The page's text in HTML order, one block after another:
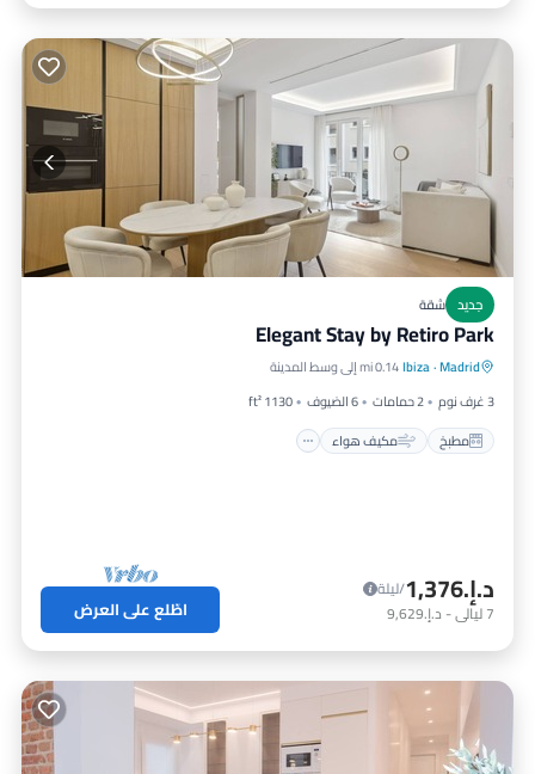
جديد شقة
Elegant Stay by Retiro Park
Madrid
·
Ibiza0.14 mi إلى وسط المدينة
3 غرف نوم
2 حمامات 6 الضيوف
1130 ft²
مطبخ
مكيف هواء
مطبخ مكيف هواء
مناسب لذوي الاحتياجات الخاصة
د.إ.‏1,376
/ليلة
7ليالي- د.إ.‏9,629 اطّلع على العرض